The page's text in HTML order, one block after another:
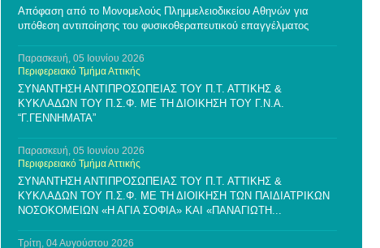
Απόφαση από το Μονομελούς Πλημμελειοδικείου Αθηνών για
υπόθεση αντιποίησης του φυσικοθεραπευτικού επαγγέλματος
Παρασκευή, 05 Ιουνίου 2026
Περιφερειακό Τμήμα Αττικής
ΣΥΝΑΝΤΗΣΗ ΑΝΤΙΠΡΟΣΩΠΕΙΑΣ ΤΟΥ Π.Τ. ΑΤΤΙΚΗΣ &
ΚΥΚΛΑΔΩΝ ΤΟΥ Π.Σ.Φ. ΜΕ ΤΗ ΔΙΟΙΚΗΣΗ ΤΟΥ Γ.Ν.Α.
“Γ.ΓΕΝΝΗΜΑΤΑ”
Παρασκευή, 05 Ιουνίου 2026
Περιφερειακό Τμήμα Αττικής
ΣΥΝΑΝΤΗΣΗ ΑΝΤΙΠΡΟΣΩΠΕΙΑΣ ΤΟΥ Π.Τ. ΑΤΤΙΚΗΣ &
ΚΥΚΛΑΔΩΝ ΤΟΥ Π.Σ.Φ. ΜΕ ΤΗ ΔΙΟΙΚΗΣΗ ΤΩΝ ΠΑΙΔΙΑΤΡΙΚΩΝ
ΝΟΣΟΚΟΜΕΙΩΝ «Η ΑΓΙΑ ΣΟΦΙΑ» ΚΑΙ «ΠΑΝΑΓΙΩΤΗ...
Τρίτη, 04 Αυγούστου 2026